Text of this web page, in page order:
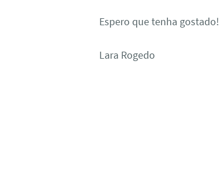
Espero que tenha gostado!
Lara Rogedo